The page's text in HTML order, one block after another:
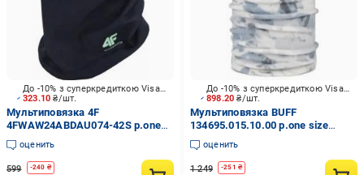
323.10₴/шт.
До -10% з суперкредиткою Visa Вигода
Мультиповязка 4F
4FWAW24ABDAU074-42S р.one
size синий
оценить
599 -240 ₴
898.20₴/шт.
До -10% з суперкредиткою Visa Вигода
Мультиповязка BUFF
134695.015.10.00 р.one size
серый
оценить
1 249 -251 ₴